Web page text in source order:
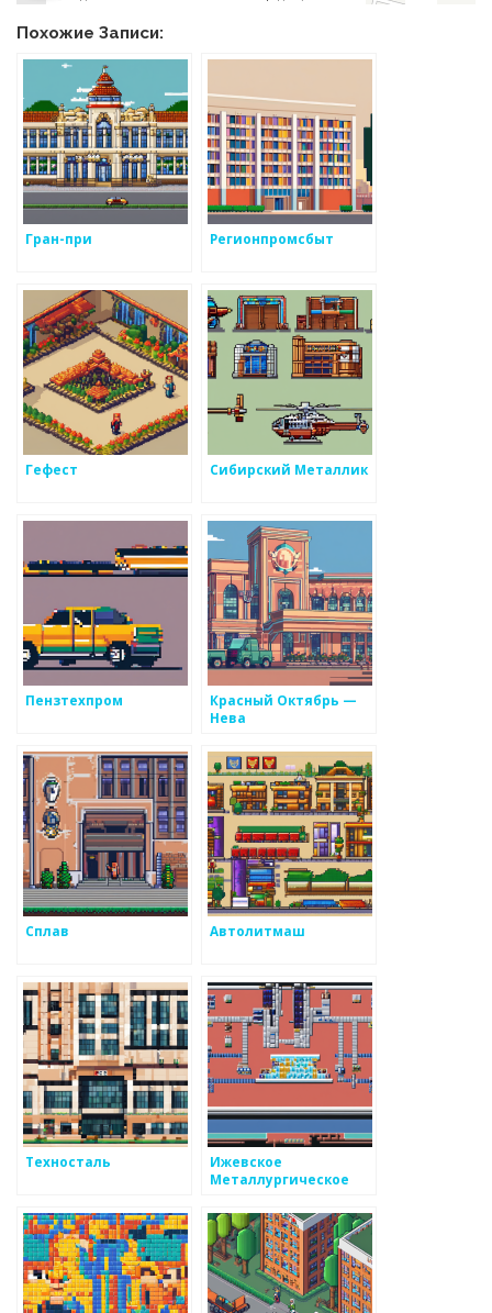
Похожие Записи:
Гран-при Регионпромсбыт
Гефест Сибирский Металлик
Пензтехпром
Красный Октябрь —
Нева
Сплав Автолитмаш
Техносталь
Ижевское
Металлургическое